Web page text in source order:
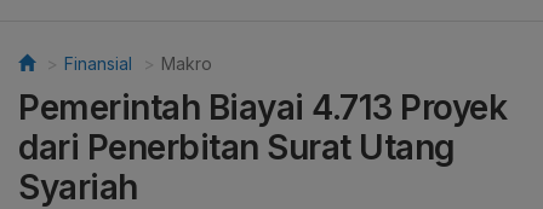
Finansial Makro
Pemerintah Biayai 4.713 Proyek
dari Penerbitan Surat Utang
Syariah